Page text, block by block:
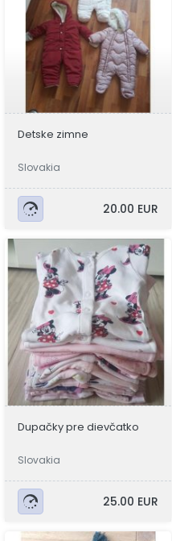
Detske zimne
Slovakia
20.00 EUR
Dupačky pre dievčatko
Slovakia
25.00 EUR